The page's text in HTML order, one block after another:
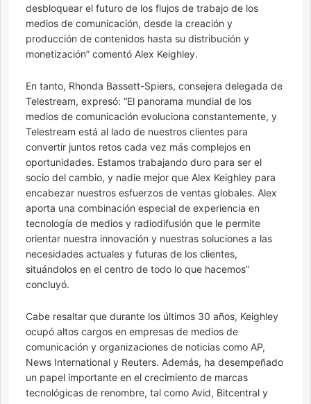
desbloquear el futuro de los flujos de trabajo de los
medios de comunicación, desde la creación y
producción de contenidos hasta su distribución y
monetización” comentó Alex Keighley.
En tanto, Rhonda Bassett-Spiers, consejera delegada de
Telestream, expresó: “El panorama mundial de los
medios de comunicación evoluciona constantemente, y
Telestream está al lado de nuestros clientes para
convertir juntos retos cada vez más complejos en
oportunidades. Estamos trabajando duro para ser el
socio del cambio, y nadie mejor que Alex Keighley para
encabezar nuestros esfuerzos de ventas globales. Alex
aporta una combinación especial de experiencia en
tecnología de medios y radiodifusión que le permite
orientar nuestra innovación y nuestras soluciones a las
necesidades actuales y futuras de los clientes,
situándolos en el centro de todo lo que hacemos”
concluyó.
Cabe resaltar que durante los últimos 30 años, Keighley
ocupó altos cargos en empresas de medios de
comunicación y organizaciones de noticias como AP,
News International y Reuters. Además, ha desempeñado
un papel importante en el crecimiento de marcas
tecnológicas de renombre, tal como Avid, Bitcentral y